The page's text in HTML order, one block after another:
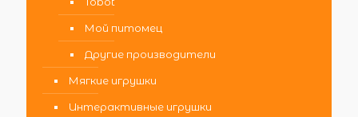
Мой питомец
Другие производители
Мягкие игрушки
Интерактивные игрушки